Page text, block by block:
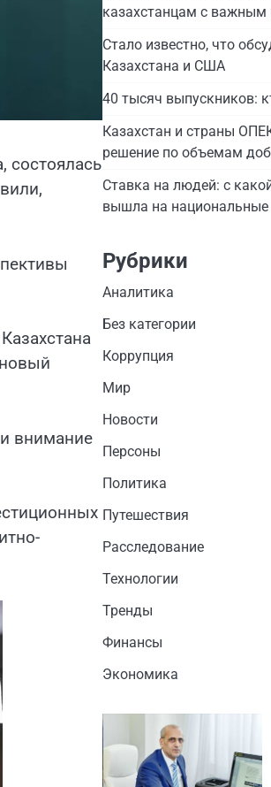
состоялась
внимание
казахстанцам с
Стало известно, что
Казахстана и США
40 тысяч выпускников:
Казахстан и страны
решение по объемам
Ставка на людей: с
вышла на национальные
Рубрики
Аналитика
Без категории
Коррупция
Мир
Новости
Персоны
Политика
Путешествия
Расследование
Технологии
Тренды
Финансы
Экономика